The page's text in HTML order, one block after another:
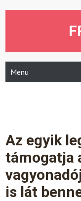
Menu
Az egyik
támogatja
is lát